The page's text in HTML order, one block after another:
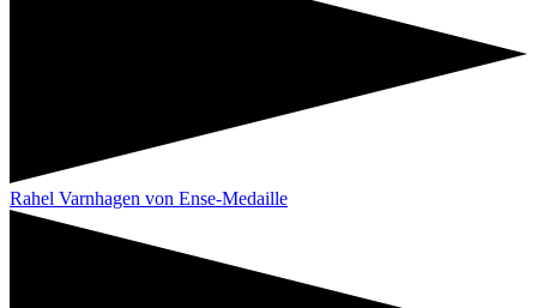
Rahel Varnhagen von Ense-Medaille